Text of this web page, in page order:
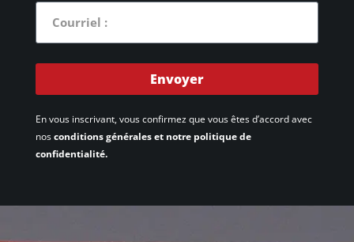
Envoyer
En vous inscrivant, vous confirmez que vous êtes d’accord avec
nosconditions générales et notre politique de
confidentialité.